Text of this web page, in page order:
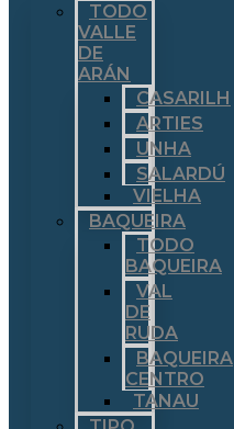
TODO
VALLE
DE
ARÁN
CASARILH
ARTIES
UNHA
SALARDÚ
VIELHA
BAQUEIRA
TODO
BAQUEIRA
VAL
DE
RUDA
BAQUEIRA
CENTRO
TANAU